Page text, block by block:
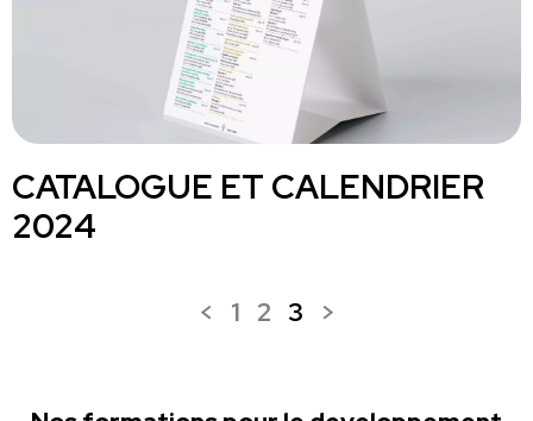
CATALOGUE ET CALENDRIER
2024
< 1 2 3 >